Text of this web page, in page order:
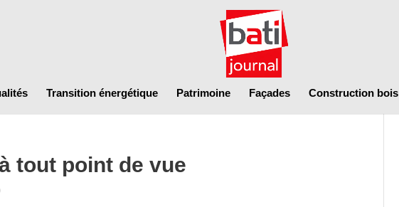
Transition énergétique Patrimoine Façades Construction bois
tout point de vue